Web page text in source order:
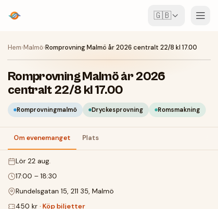
🇬🇧
Event
Karta
Ställen
För arrangörer
Skapa event
Hem›Malmö›Romprovning Malmö år 2026 centralt 22/8 kl 17.00
Romprovning Malmö år 2026
centralt 22/8 kl 17.00
Romprovningmalmö Dryckesprovning Romsmakning
Om evenemanget Plats
lör 22 aug.
17:00 – 18:30
Rundelsgatan 15, 211 35, Malmö
450 kr · Köp biljetter